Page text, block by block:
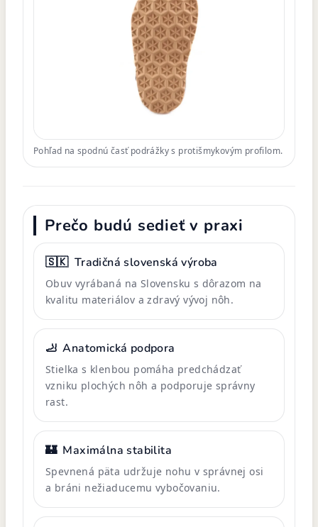
Pohľad na spodnú časť podrážky s protišmykovým profilom.
Prečo budú sedieť v praxi
🇸🇰 Tradičná slovenská výroba
Obuv vyrábaná na Slovensku s dôrazom na
kvalitu materiálov a zdravý vývoj nôh.
🦶 Anatomická podpora
Stielka s klenbou pomáha predchádzať
vzniku plochých nôh a podporuje správny
rast.
🏰 Maximálna stabilita
Spevnená päta udržuje nohu v správnej osi
a bráni nežiaducemu vybočovaniu.